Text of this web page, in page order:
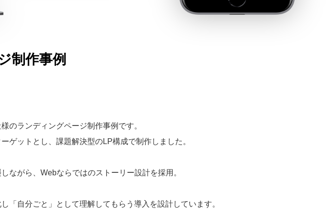
制作事例
のランディングページ制作事例です。
ゲットとし、課題解決型のLP構成で制作しました。
ながら、Webならではのストーリー設計を採用。
「自分ごと」として理解してもらう導入を設計しています。